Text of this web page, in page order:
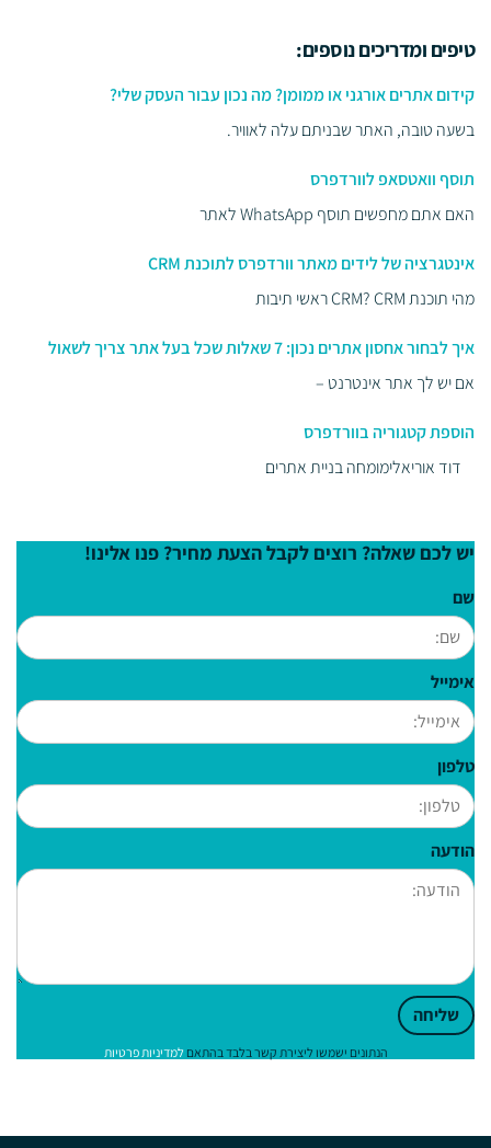
טיפים ומדריכים נוספים:
קידום אתרים אורגני או ממומן? מה נכון עבור העסק שלי?
בשעה טובה, האתר שבניתם עלה לאוויר.
תוסף וואטסאפ לוורדפרס
האם אתם מחפשים תוסף WhatsApp לאתר
אינטגרציה של לידים מאתר וורדפרס לתוכנת CRM
מהי תוכנת CRM? CRM ראשי תיבות
איך לבחור אחסון אתרים נכון: 7 שאלות שכל בעל אתר צריך לשאול
אם יש לך אתר אינטרנט –
הוספת קטגוריה בוורדפרס
דוד אוריאלימומחה בניית אתרים
יש לכם שאלה? רוצים לקבל הצעת מחיר? פנו אלינו!
שם
אימייל
טלפון
הודעה
שליחה
הנתונים ישמשו ליצירת קשר בלבד בהתאםלמדיניות פרטיות